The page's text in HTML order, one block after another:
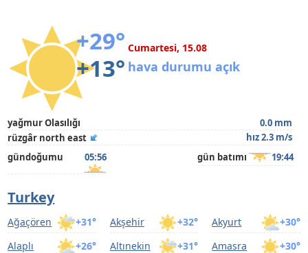
+29°
+13°
Cumartesi, 15.08
hava durumu açık
yağmur Olasılığı
0.0 mm
rüzgâr north east
hız 2.3 m/s
gündoğumu
05:56 gün batımı 19:44
Turkey
+31°
Ağaçören +32°
Akşehir +30°
Akyurt
+26°
Alaplı +31°
Altınekin +30°
Amasra